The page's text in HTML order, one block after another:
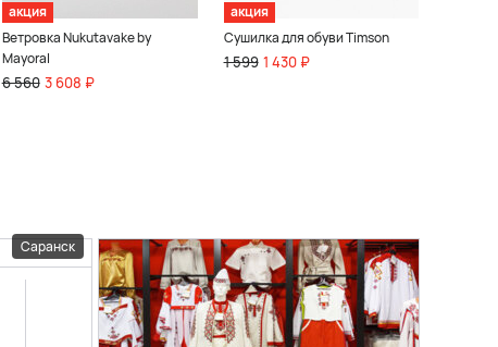
акция
Ветровка Nukutavake by
Mayoral
6 560 3 608 ₽
акция
Сушилка для обуви Timson
1 599 1 430 ₽
Саранск